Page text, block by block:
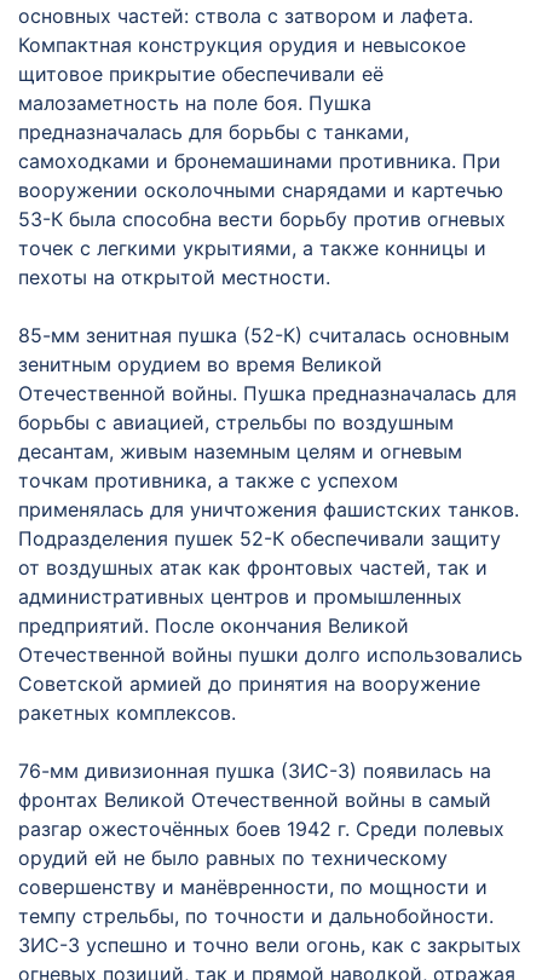
основных частей: ствола с затвором и лафета.
Компактная конструкция орудия и невысокое
щитовое прикрытие обеспечивали её
малозаметность на поле боя. Пушка
предназначалась для борьбы с танками,
самоходками и бронемашинами противника. При
вооружении осколочными снарядами и картечью
53-К была способна вести борьбу против огневых
точек с легкими укрытиями, а также конницы и
пехоты на открытой местности.
85-мм зенитная пушка (52-К) считалась основным
зенитным орудием во время Великой
Отечественной войны. Пушка предназначалась для
борьбы с авиацией, стрельбы по воздушным
десантам, живым наземным целям и огневым
точкам противника, а также с успехом
применялась для уничтожения фашистских танков.
Подразделения пушек 52-К обеспечивали защиту
от воздушных атак как фронтовых частей, так и
административных центров и промышленных
предприятий. После окончания Великой
Отечественной войны пушки долго использовались
Советской армией до принятия на вооружение
ракетных комплексов.
76-мм дивизионная пушка (ЗИС-3) появилась на
фронтах Великой Отечественной войны в самый
разгар ожесточённых боев 1942 г. Среди полевых
орудий ей не было равных по техническому
совершенству и манёвренности, по мощности и
темпу стрельбы, по точности и дальнобойности.
ЗИС-3 успешно и точно вели огонь, как с закрытых
огневых позиций, так и прямой наводкой, отражая